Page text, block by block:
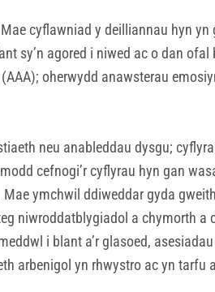
cyflawniad y deilliannau hyn
sy’n agored i niwed ac o dan
oherwydd anawsterau
neu anableddau dysgu;
cefnogi’r cyflyrau hyn gan
ymchwil ddiweddar gyda
niwroddatblygiadol a chymorth a
i blant a’r glasoed,
arbenigol yn rhwystro ac yn tarfu